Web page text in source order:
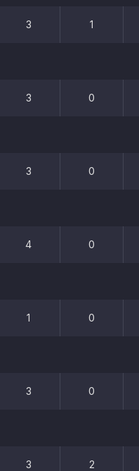
3 1
3 0
3 0
4 0
1 0
3 0
3 2